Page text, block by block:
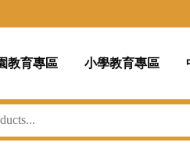
教育專區 小學教育專區